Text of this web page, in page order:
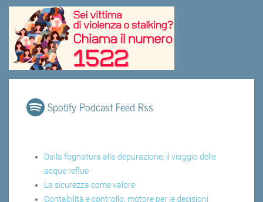
Spotify Podcast Feed Rss
Dalla fognatura alla depurazione, il viaggio delle
acque reflue
La sicurezza come valore
Contabilità e controllo, motore per le decisioni